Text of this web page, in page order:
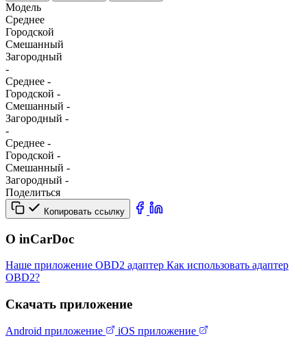
Модель
Среднее
Городской
Смешанный
Загородный
-
Среднее -
Городской -
Смешанный -
Загородный -
-
Среднее -
Городской -
Смешанный -
Загородный -
Поделиться
Копировать ссылку
О inCarDoc
Наше приложение OBD2 адаптер Как использовать адаптер
OBD2?
Скачать приложение
Android приложение iOS приложение